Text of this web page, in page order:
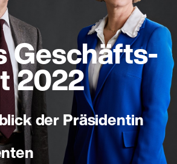
Geschäfts­
2022
der Präsidentin